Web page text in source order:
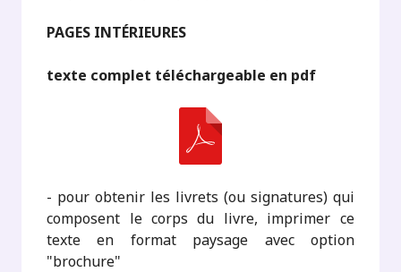
PAGES INTÉRIEURES
texte complet téléchargeable en pdf
- pour obtenir les livrets (ou signatures) qui
composent le corps du livre, imprimer ce
texte en format paysage avec option
"brochure"